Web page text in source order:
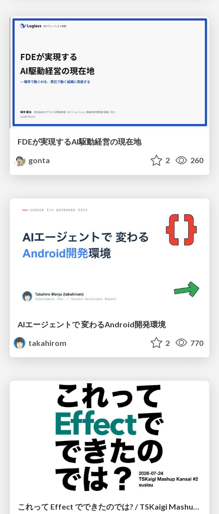
FDEが実現するAI駆動経営の現在地
gonta
2 260
AIエージェントで 変わるAndroid開発環境
takahirom
2 770
これって Effect でできたのでは? / TSKaigi Mashup Kansai #2